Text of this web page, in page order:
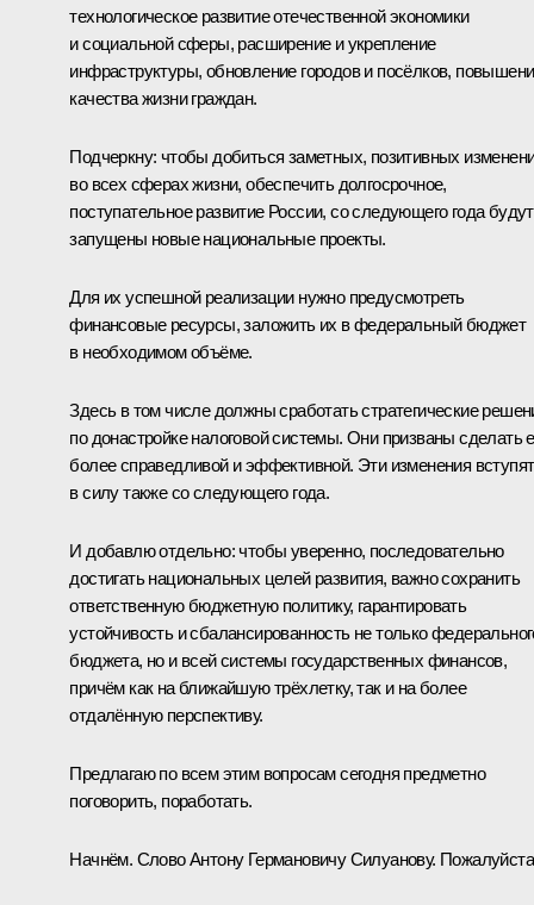
технологическое развитие отечественной экономики
и социальной сферы, расширение и укрепление
инфраструктуры, обновление городов и посёлков,
качества жизни граждан.
Подчеркну: чтобы добиться заметных, позитивных
во всех сферах жизни, обеспечить долгосрочное,
поступательное развитие России, со следующего года будут
запущены новые национальные проекты.
Для их успешной реализации нужно предусмотреть
финансовые ресурсы, заложить их в федеральный бюджет
в необходимом объёме.
Здесь в том числе должны сработать стратегические
по донастройке налоговой системы. Они призваны сделать
более справедливой и эффективной. Эти изменения вступят
в силу также со следующего года.
И добавлю отдельно: чтобы уверенно, последовательно
достигать национальных целей развития, важно сохранить
ответственную бюджетную политику, гарантировать
устойчивость и сбалансированность не только
бюджета, но и всей системы государственных финансов,
причём как на ближайшую трёхлетку, так и на более
отдалённую перспективу.
Предлагаю по всем этим вопросам сегодня предметно
поговорить, поработать.
Начнём. Слово Антону Германовичу Силуанову.